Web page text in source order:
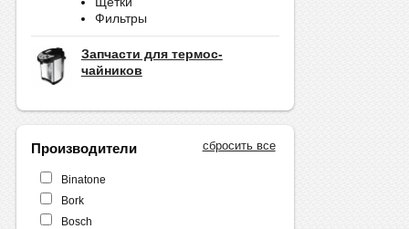
Фильтры
Запчасти для термос-
чайников
сбросить все
Производители
Binatone
Bork
Bosch